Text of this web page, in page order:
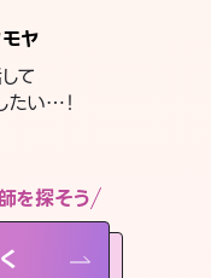
ヤ
て
たい…！
を探そう